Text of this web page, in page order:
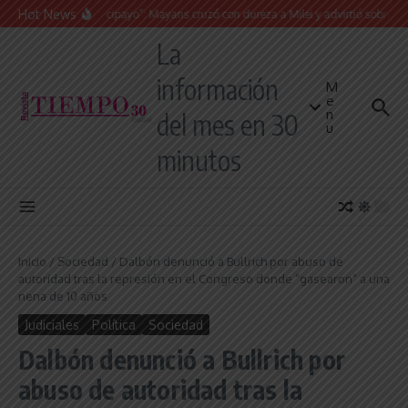
Saltar al contenido
Hot News
“Presidente cipayo”: Mayans cruzó con dureza a Milei y advirtió sobre un
La
información
del mes en 30
minutos
M
e
n
u
Inicio / Sociedad / Dalbón denunció a Bullrich por abuso de
autoridad tras la represión en el Congreso donde “gasearon” a una
nena de 10 años
Judiciales Política Sociedad
Dalbón denunció a Bullrich por
abuso de autoridad tras la